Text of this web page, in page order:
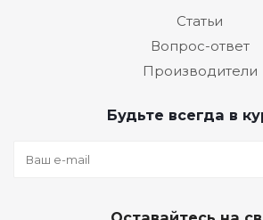
Статьи
Вопрос-ответ
Производители
Будьте всегда в